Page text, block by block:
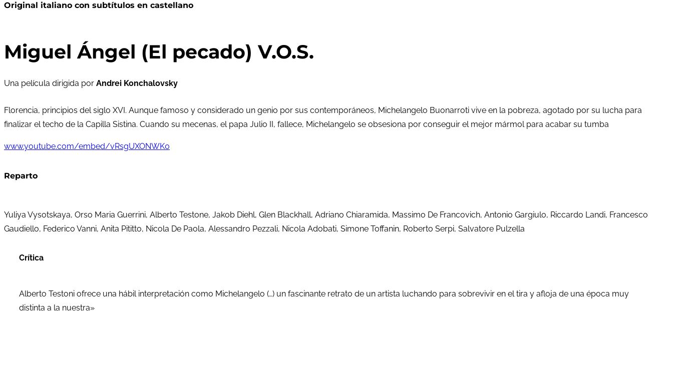
Original italiano con subtítulos en castellano
Miguel Ángel (El pecado) V.O.S.
Una película dirigida por Andrei Konchalovsky
Florencia, principios del siglo XVI. Aunque famoso y considerado un genio por sus contemporáneos, Michelangelo Buonarroti vive en la pobreza, agotado por su lucha para
finalizar el techo de la Capilla Sistina. Cuando su mecenas, el papa Julio II, fallece, Michelangelo se obsesiona por conseguir el mejor mármol para acabar su tumba
www.youtube.com/embed/vRsgUXONWK0
Reparto
Yuliya Vysotskaya, Orso Maria Guerrini, Alberto Testone, Jakob Diehl, Glen Blackhall, Adriano Chiaramida, Massimo De Francovich, Antonio Gargiulo, Riccardo Landi, Francesco
Gaudiello, Federico Vanni, Anita Pititto, Nicola De Paola, Alessandro Pezzali, Nicola Adobati, Simone Toffanin, Roberto Serpi, Salvatore Pulzella
Crítica
Alberto Testoni ofrece una hábil interpretación como Michelangelo (…) un fascinante retrato de un artista luchando para sobrevivir en el tira y afloja de una época muy
distinta a la nuestra»